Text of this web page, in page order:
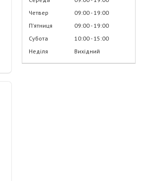
Четвер
09:00 19:00
Пʼятниця
09:00 19:00
Субота
10:00 15:00
Неділя
Вихідний